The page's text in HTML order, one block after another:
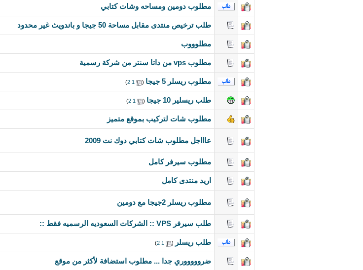
مطلوب دومين ومساحه وشات كتابي
طلب ترخيص منتدى مقابل مساحة 50 جيجا و باندويث غير محدود
مطلوووب
مطلوب vps من داتا سنتر من شركة رسمية
مطلوب ريسلر 5 جيجا (
1
2
)
طلب ريسلير 10 جيجا (
1
2
)
مطلوب شات لتركيب بموقع متميز
عاااجل مطلوب شات كتابي دوك نت 2009
مطلوب سيرفر كامل
اريد منتدى كامل
مطلوب ريسلر 2جيجا مع دومين
طلب سيرفر VPS :: الشركات السعوديه الرسميه فقط ::
طلب ريسلر (
1
2
)
ضروووووري جدا ... مطلوب استضافة لأكثر من موقع